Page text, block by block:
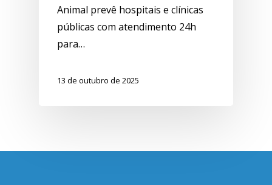
Animal prevê hospitais e clínicas
públicas com atendimento 24h
para…
13 de outubro de 2025